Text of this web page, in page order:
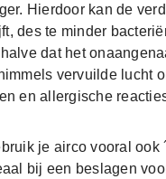
Hierdoor kan de
des te minder
dat het
vervuilde lucht
en allergische
je airco vooral ook
bij een beslagen